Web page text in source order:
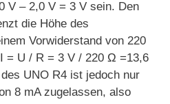
V – 2,0 V = 3 V sein. Den
die Höhe des
Vorwiderstand von 220
= U / R = 3 V / 220 Ω =13,6
UNO R4 ist jedoch nur
8 mA zugelassen, also